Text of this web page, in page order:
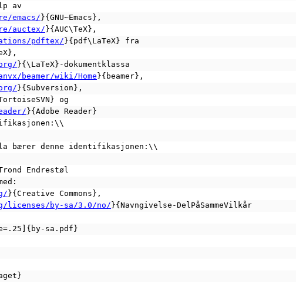
av
emacs/ }{GNU~Emacs},
auctex/ }{AUC\TeX},
pdftex/ }{pdf\LaTeX} fra
}{\LaTeX}-dokumentklassa
beamer/wiki/Home }{beamer},
}{Subversion},
og
}{Adobe Reader}
bærer denne identifikasjonen:\\
Endrestøl
}{Creative Commons},
licenses/by-sa/3.0/no/ }{Navngivelse-DelPåSammeVilkår
sa.pdf}